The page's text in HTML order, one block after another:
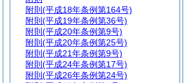
附則 (平成18年条例第164号)
附則 (平成19年条例第36号)
附則 (平成20年条例第9号)
附則 (平成20年条例第25号)
附則 (平成21年条例第9号)
附則 (平成24年条例第17号)
附則 (平成26年条例第24号)